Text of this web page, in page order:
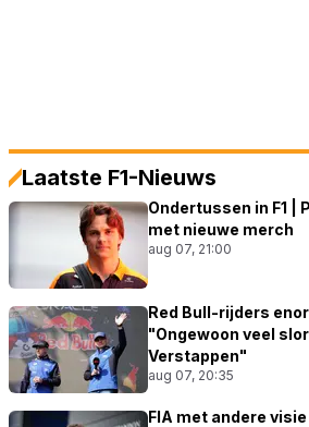
Laatste F1-Nieuws
Ondertussen in F1 |
met nieuwe merch
aug 07, 21:00
Red Bull-rijders
"Ongewoon veel
Verstappen"
aug 07, 20:35
FIA met andere